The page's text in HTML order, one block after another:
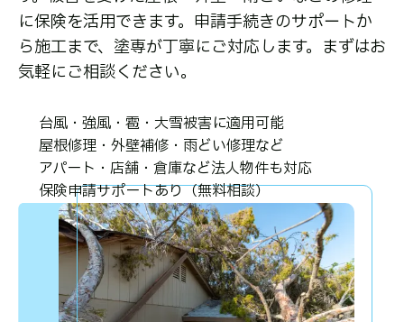
に保険を活用できます。申請手続きのサポートか
ら施工まで、塗専が丁寧にご対応します。まずはお
気軽にご相談ください。
台風・強風・雹・大雪被害に適用可能
屋根修理・外壁補修・雨どい修理など
アパート・店舗・倉庫など法人物件も対応
保険申請サポートあり（無料相談）